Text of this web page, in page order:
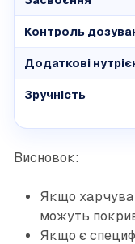
Контроль
Додаткові
Зручність
Висновок:
Якщо
можуть
Якщо є